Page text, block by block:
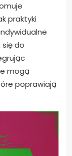
praktyki
do
mogą
poprawiają